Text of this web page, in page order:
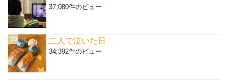
37,080件のビュー
二人で泣いた日
34,392件のビュー